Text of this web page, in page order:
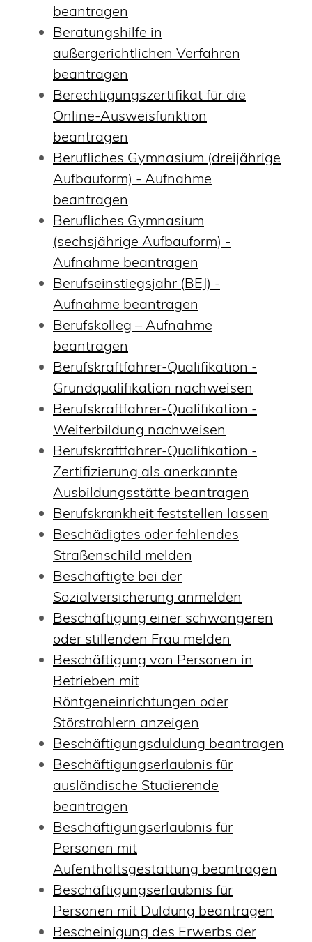
beantragen
Beratungshilfe in
außergerichtlichen Verfahren
beantragen
Berechtigungszertifikat für die
Online-Ausweisfunktion
beantragen
Berufliches Gymnasium (dreijährige
Aufbauform) - Aufnahme
beantragen
Berufliches Gymnasium
(sechsjährige Aufbauform) -
Aufnahme beantragen
Berufseinstiegsjahr (BEJ) -
Aufnahme beantragen
Berufskolleg – Aufnahme
beantragen
Berufskraftfahrer-Qualifikation -
Grundqualifikation nachweisen
Berufskraftfahrer-Qualifikation -
Weiterbildung nachweisen
Berufskraftfahrer-Qualifikation -
Zertifizierung als anerkannte
Ausbildungsstätte beantragen
Berufskrankheit feststellen lassen
Beschädigtes oder fehlendes
Straßenschild melden
Beschäftigte bei der
Sozialversicherung anmelden
Beschäftigung einer schwangeren
oder stillenden Frau melden
Beschäftigung von Personen in
Betrieben mit
Röntgeneinrichtungen oder
Störstrahlern anzeigen
Beschäftigungsduldung beantragen
Beschäftigungserlaubnis für
ausländische Studierende
beantragen
Beschäftigungserlaubnis für
Personen mit
Aufenthaltsgestattung beantragen
Beschäftigungserlaubnis für
Personen mit Duldung beantragen
Bescheinigung des Erwerbs der